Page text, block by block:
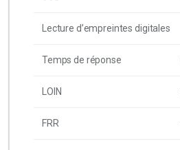
Lecture d’empreintes digitales
Temps de réponse
LOIN
FRR